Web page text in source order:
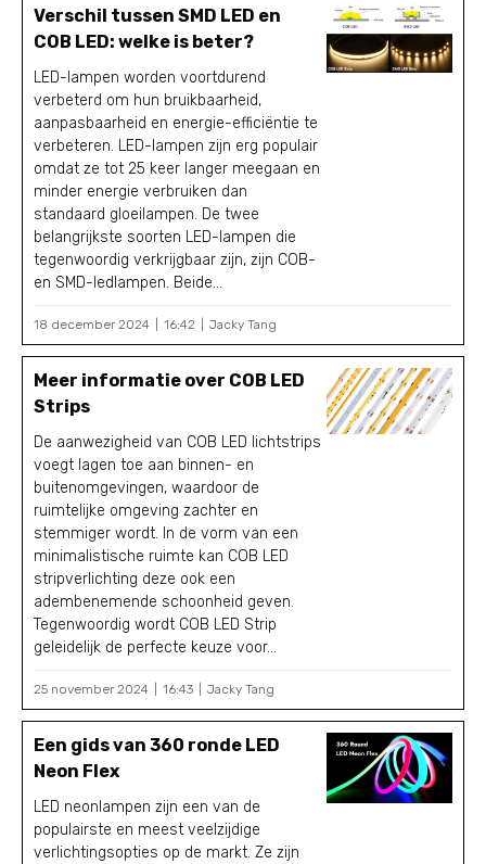
Verschil tussen SMD LED en
COB LED: welke is beter?
LED-lampen worden voortdurend
verbeterd om hun bruikbaarheid,
aanpasbaarheid en energie-efficiëntie te
verbeteren. LED-lampen zijn erg populair
omdat ze tot 25 keer langer meegaan en
minder energie verbruiken dan
standaard gloeilampen. De twee
belangrijkste soorten LED-lampen die
tegenwoordig verkrijgbaar zijn, zijn COB-
en SMD-ledlampen. Beide...
18 december 2024 16:42 Jacky Tang
Meer informatie over COB LED
Strips
De aanwezigheid van COB LED lichtstrips
voegt lagen toe aan binnen- en
buitenomgevingen, waardoor de
ruimtelijke omgeving zachter en
stemmiger wordt. In de vorm van een
minimalistische ruimte kan COB LED
stripverlichting deze ook een
adembenemende schoonheid geven.
Tegenwoordig wordt COB LED Strip
geleidelijk de perfecte keuze voor...
25 november 2024 16:43 Jacky Tang
Een gids van 360 ronde LED
Neon Flex
LED neonlampen zijn een van de
populairste en meest veelzijdige
verlichtingsopties op de markt. Ze zijn